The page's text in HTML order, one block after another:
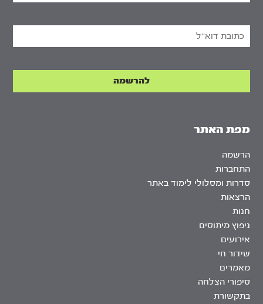
מפת האתר
הרשמה
התחברות
סדרות ומסלולי לימוד באתר
הרצאות
חנות
ניפוץ מיתוסים
אירועים
שידור חי
מאמרים
סיפורי הצלחה
בתקשורת